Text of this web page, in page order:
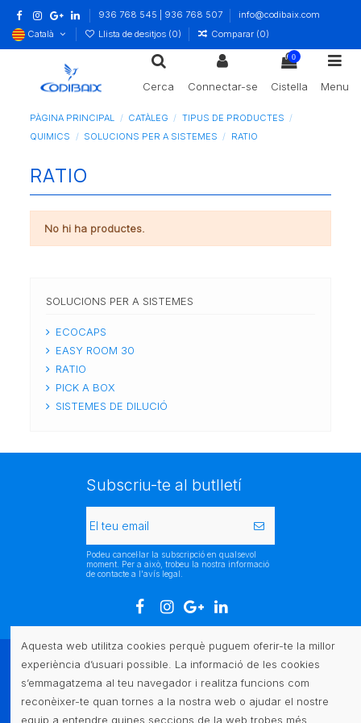
936 768 545 | 936 768 507
info@codibaix.com
Català
Llista de desitjos (0) Comparar (0)
Cerca Connectar-se
0
Cistella Menu
PÀGINA PRINCIPAL CATÀLEG
TIPUS DE PRODUCTES
QUIMICS
SOLUCIONS PER A SISTEMES RATIO
RATIO
No hi ha productes.
SOLUCIONS PER A SISTEMES
ECOCAPS
EASY ROOM 30
RATIO
PICK A BOX
SISTEMES DE DILUCIÓ
Subscriu-te al butlletí
Podeu cancel·lar la subscripció en qualsevol
moment. Per a això, trobeu la nostra informació
de contacte a l'avís legal.
Atenció al client
Legal
Aquesta web utilitza cookies perquè puguem oferir-te la millor
experiència d’usuari possible. La informació de les cookies
s’emmagatzema al teu navegador i realitza funcions com
reconèixer-te quan tornes a la nostra web o ajudar el nostre
equip a entendre quines seccions de la web trobes més